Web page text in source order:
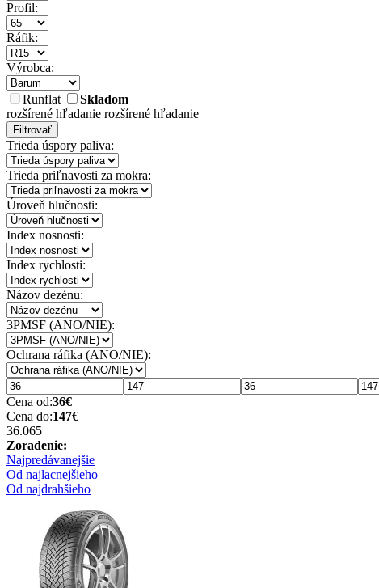
Profil:
Ráfik:
Výrobca:
Runflat
Skladom
rozšírené hľadanie rozšírené hľadanie
Filtrovať
Trieda úspory paliva:
Trieda priľnavosti za mokra:
Úroveň hlučnosti:
Index nosnosti:
Index rychlosti:
Názov dezénu:
3PMSF (ANO/NIE):
Ochrana ráfika (ANO/NIE):
Cena od:36€
Cena do:147€
36.065
Zoradenie:
Najpredávanejšie
Od najlacnejšieho
Od najdrahšieho